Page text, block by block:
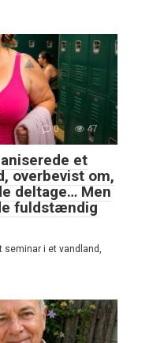
0 47
et
overbevist om,
deltage… Men
fuldstændig
seminar i et vandland,